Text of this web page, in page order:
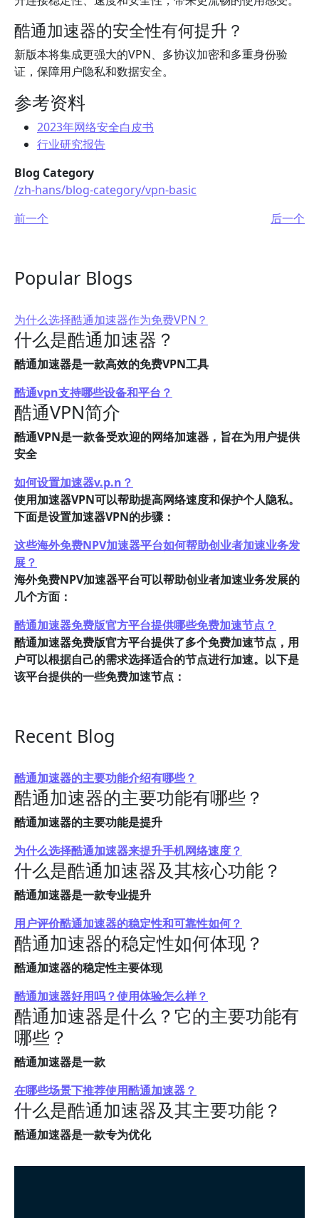
酷通加速器的安全性有何提升？
新版本将集成更强大的VPN、多协议加密和多重身份验
证，保障用户隐私和数据安全。
参考资料
2023年网络安全白皮书
行业研究报告
Blog Category
/zh-hans/blog-category/vpn-basic
前一个
后一个
Popular Blogs
为什么选择酷通加速器作为免费VPN？
什么是酷通加速器？
酷通加速器是一款高效的免费VPN工具
酷通vpn支持哪些设备和平台？
酷通VPN简介
酷通VPN是一款备受欢迎的网络加速器，旨在为用户提供
安全
如何设置加速器v.p.n？
使用加速器VPN可以帮助提高网络速度和保护个人隐私。
下面是设置加速器VPN的步骤：
这些海外免费NPV加速器平台如何帮助创业者加速业务发
展？
海外免费NPV加速器平台可以帮助创业者加速业务发展的
几个方面：
酷通加速器免费版官方平台提供哪些免费加速节点？
酷通加速器免费版官方平台提供了多个免费加速节点，用
户可以根据自己的需求选择适合的节点进行加速。以下是
该平台提供的一些免费加速节点：
Recent Blog
酷通加速器的主要功能介绍有哪些？
酷通加速器的主要功能有哪些？
酷通加速器的主要功能是提升
为什么选择酷通加速器来提升手机网络速度？
什么是酷通加速器及其核心功能？
酷通加速器是一款专业提升
用户评价酷通加速器的稳定性和可靠性如何？
酷通加速器的稳定性如何体现？
酷通加速器的稳定性主要体现
酷通加速器好用吗？使用体验怎么样？
酷通加速器是什么？它的主要功能有
哪些？
酷通加速器是一款
在哪些场景下推荐使用酷通加速器？
什么是酷通加速器及其主要功能？
酷通加速器是一款专为优化